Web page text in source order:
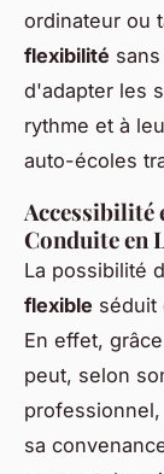
ordinateur ou
flexibilité
d'adapter les
rythme et à
auto-écoles
Accessibilité
Conduite en
La possibilité
flexible séduit
En effet,
peut, selon
sa